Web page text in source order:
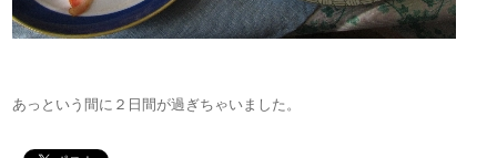
あっという間に２日間が過ぎちゃいました。